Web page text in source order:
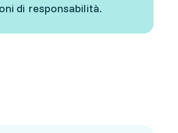
di responsabilità.